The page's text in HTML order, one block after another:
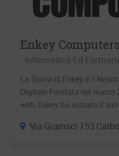
Enkey Computers
Informatica Ed
La Storia di Enkey e il
Digitale Fondata nel marzo
web, Enkey ha iniziato il
Via Gramsci 153